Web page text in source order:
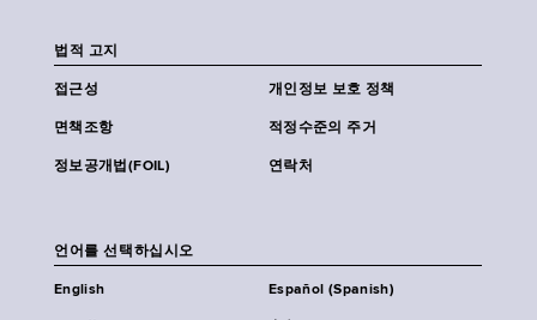
법적 고지
접근성 개인정보 보호 정책
면책조항 적정수준의 주거
정보공개법(FOIL) 연락처
언어를 선택하십시오
English Español (Spanish)